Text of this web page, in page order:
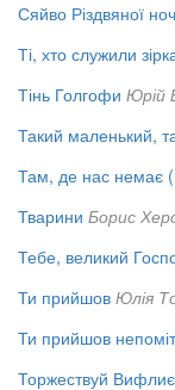
Сяйво Різдвяної
Ті, хто служили
Тінь Голгофи Юрій
Такий маленький,
Там, де нас немає
Тварини Борис
Тебе, великий
Ти прийшов Юлія
Ти прийшов
Торжествуй